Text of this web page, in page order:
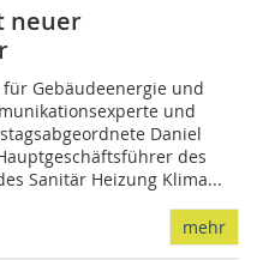
neuer
für Gebäudeenergie und
und
Daniel
des
Sanitär Heizung Klima...
mehr